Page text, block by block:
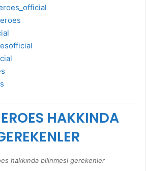
HAKKINDA
hakkında bilinmesi gerekenler